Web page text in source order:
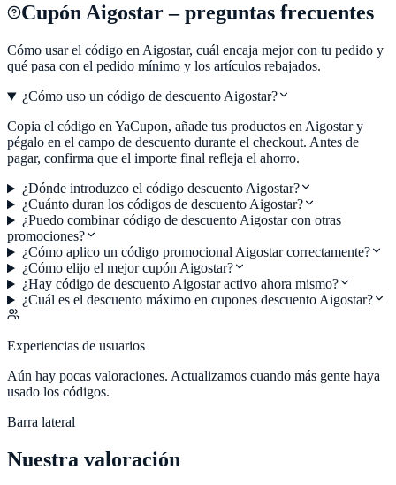
CupónAigostar– preguntas frecuentes
Cómo usar el código en Aigostar, cuál encaja mejor con tu pedido y
qué pasa con el pedido mínimo y los artículos rebajados.
¿Cómo uso un código de descuento Aigostar?
Copia el código en YaCupon, añade tus productos en Aigostar y
pégalo en el campo de descuento durante el checkout. Antes de
pagar, confirma que el importe final refleja el ahorro.
¿Dónde introduzco el código descuento Aigostar?
¿Cuánto duran los códigos de descuento Aigostar?
¿Puedo combinar código de descuento Aigostar con otras
promociones?
¿Cómo aplico un código promocional Aigostar correctamente?
¿Cómo elijo el mejor cupón Aigostar?
¿Hay código de descuento Aigostar activo ahora mismo?
¿Cuál es el descuento máximo en cupones descuento Aigostar?
Experiencias de usuarios
Aún hay pocas valoraciones. Actualizamos cuando más gente haya
usado los códigos.
Barra lateral
Nuestra valoración